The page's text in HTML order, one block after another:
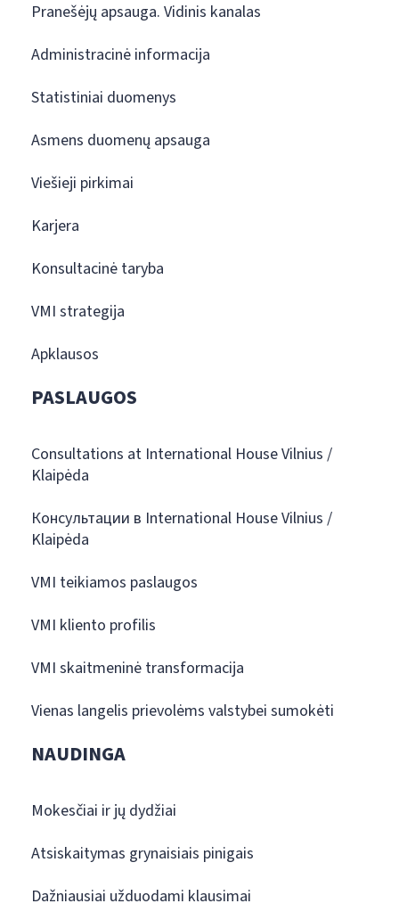
Pranešėjų apsauga. Vidinis kanalas
Administracinė informacija
Statistiniai duomenys
Asmens duomenų apsauga
Viešieji pirkimai
Karjera
Konsultacinė taryba
VMI strategija
Apklausos
PASLAUGOS
Consultations at International House Vilnius /
Klaipėda
Консультации в International House Vilnius /
Klaipėda
VMI teikiamos paslaugos
VMI kliento profilis
VMI skaitmeninė transformacija
Vienas langelis prievolėms valstybei sumokėti
NAUDINGA
Mokesčiai ir jų dydžiai
Atsiskaitymas grynaisiais pinigais
Dažniausiai užduodami klausimai